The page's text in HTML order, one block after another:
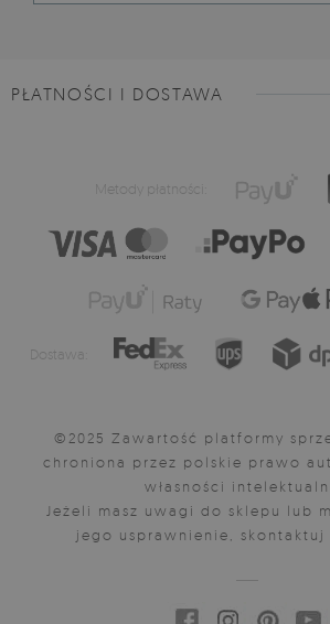
PŁATNOŚCI I DOSTAWA
Metody płatności:
Dostawa:
©2025 Zawartość platformy
chroniona przez polskie prawo
własności
Jeżeli masz uwagi do sklepu lub
jego usprawnienie, skontaktuj